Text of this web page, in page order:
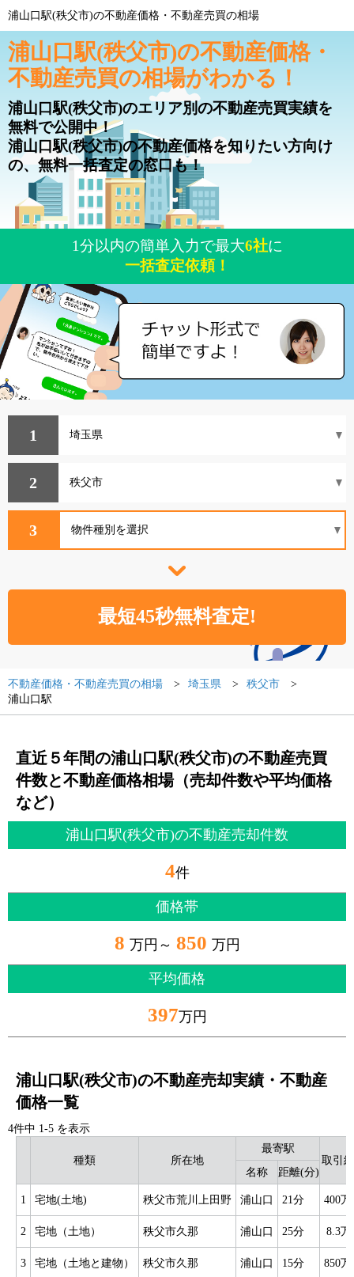
浦山口駅(秩父市)の不動産価格・不動産売買の相場
浦山口駅(秩父市)の不動産価格・
不動産売買の相場がわかる！
浦山口駅(秩父市)のエリア別の不動産売買実績を
無料で公開中！
浦山口駅(秩父市)の不動産価格を知りたい方向け
の、無料一括査定の窓口も！
1分以内の簡単入力で最大6社に
一括査定依頼！
1
2
3
不動産価格・不動産売買の相場 埼玉県
秩父市
浦山口駅
直近５年間の浦山口駅(秩父市)の不動産売買
件数と不動産価格相場（売却件数や平均価格
など）
浦山口駅(秩父市)の不動産売却件数
4件
価格帯
8 万円～ 850 万円
平均価格
397万円
浦山口駅(秩父市)の不動産売却実績・不動産
価格一覧
4件中 1-5 を表示
種類 所在地
最寄駅
取引
名称
距離(分)
1 宅地(土地) 秩父市荒川上田野 浦山口 21分 400万
2 宅地（土地） 秩父市久那 浦山口 25分 8.3万
3 宅地（土地と建物） 秩父市久那 浦山口 15分 850万